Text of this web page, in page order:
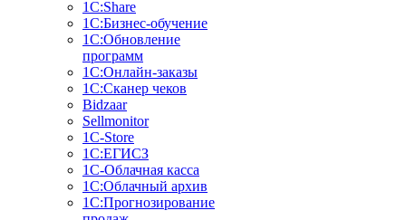
1С:Share
1С:Бизнес-обучение
1С:Обновление
программ
1С:Онлайн-заказы
1С:Сканер чеков
Bidzaar
Sellmonitor
1C-Store
1С:ЕГИСЗ
1С-Облачная касса
1С:Облачный архив
1С:Прогнозирование